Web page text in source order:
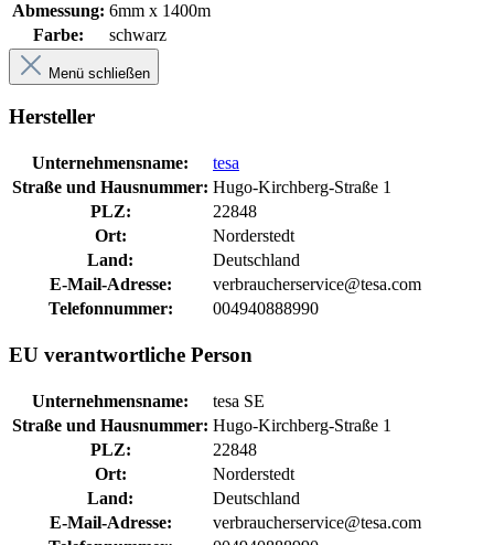
Abmessung: 6mm x 1400m
Farbe:
schwarz
Menü schließen
Hersteller
Unternehmensname:
tesa
Straße und Hausnummer: Hugo-Kirchberg-Straße 1
PLZ:
22848
Ort:
Norderstedt
Land:
Deutschland
E-Mail-Adresse:
verbraucherservice@tesa.com
Telefonnummer:
004940888990
EU verantwortliche Person
Unternehmensname:
tesa SE
Straße und Hausnummer: Hugo-Kirchberg-Straße 1
PLZ:
22848
Ort:
Norderstedt
Land:
Deutschland
E-Mail-Adresse:
verbraucherservice@tesa.com